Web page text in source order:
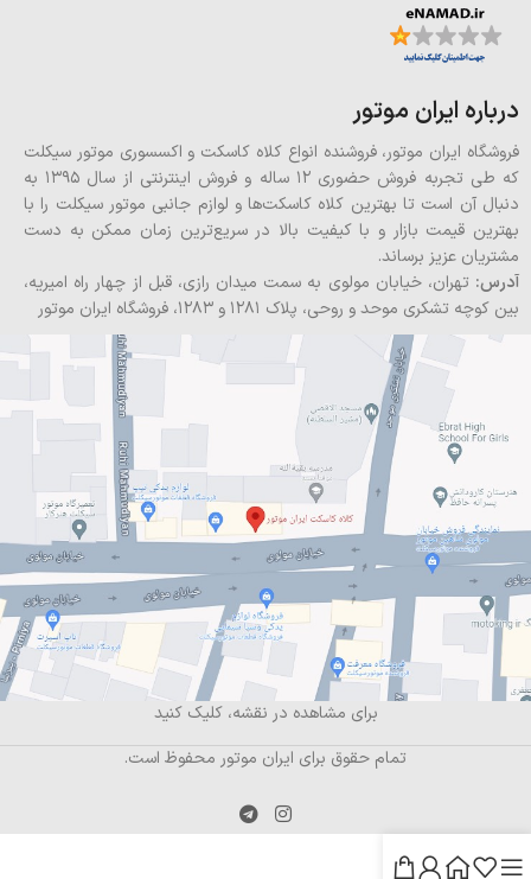
درباره ایران موتور
فروشگاه ایران موتور، فروشنده انواع کلاه کاسکت و اکسسوری موتور سیکلت
که طی تجربه فروش حضوری 12 ساله و فروش اینترنتی از سال 1395 به
دنبال آن است تا بهترین کلاه کاسکت‌ها و لوازم جانبی موتور سیکلت را با
بهترین قیمت بازار و با کیفیت بالا در سریع‌ترین زمان ممکن به دست
مشتریان عزیز برساند.
آدرس: تهران، خیابان مولوی به سمت میدان رازی، قبل از چهار راه امیریه،
بین کوچه تشکری موحد و روحی، پلاک ۱۲۸۱ و ۱۲۸۳، فروشگاه ایران موتور
برای مشاهده در نقشه، کلیک کنید
تمام حقوق برای ایران موتور محفوظ است.